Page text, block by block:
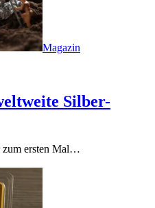
Magazin
Silber-
zum ersten Mal…